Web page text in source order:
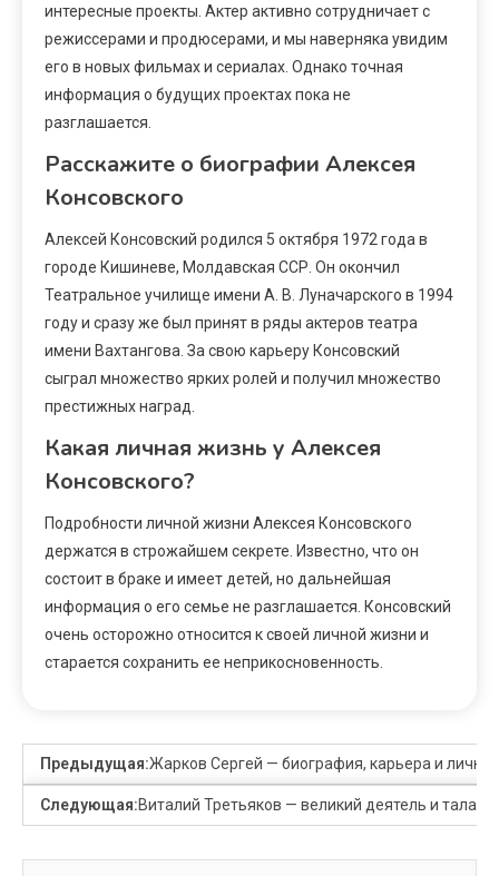
интересные проекты. Актер активно сотрудничает с
режиссерами и продюсерами, и мы наверняка увидим
его в новых фильмах и сериалах. Однако точная
информация о будущих проектах пока не
разглашается.
Расскажите о биографии Алексея
Консовского
Алексей Консовский родился 5 октября 1972 года в
городе Кишиневе, Молдавская ССР. Он окончил
Театральное училище имени А. В. Луначарского в 1994
году и сразу же был принят в ряды актеров театра
имени Вахтангова. За свою карьеру Консовский
сыграл множество ярких ролей и получил множество
престижных наград.
Какая личная жизнь у Алексея
Консовского?
Подробности личной жизни Алексея Консовского
держатся в строжайшем секрете. Известно, что он
состоит в браке и имеет детей, но дальнейшая
информация о его семье не разглашается. Консовский
очень осторожно относится к своей личной жизни и
старается сохранить ее неприкосновенность.
Предыдущая:Жарков Сергей — биография, карьера и
Следующая:Виталий Третьяков — великий деятель и